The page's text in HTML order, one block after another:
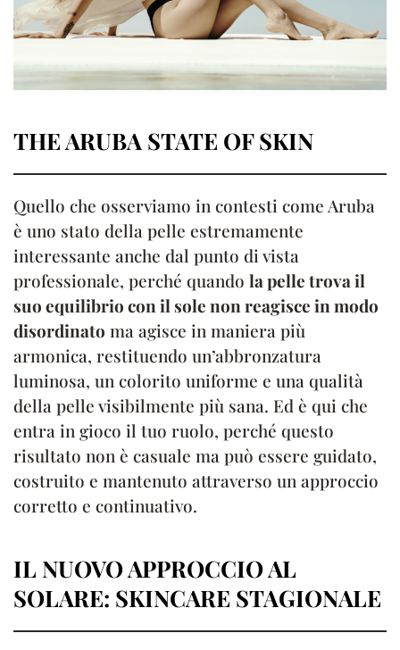
THE ARUBA STATE OF SKIN
Quello che osserviamo in contesti come Aruba
è uno stato della pelle estremamente
interessante anche dal punto di vista
professionale, perché quando la pelle trova il
suo equilibrio con il sole non reagisce in modo
disordinato ma agisce in maniera più
armonica, restituendo un’abbronzatura
luminosa, un colorito uniforme e una qualità
della pelle visibilmente più sana. Ed è qui che
entra in gioco il tuo ruolo, perché questo
risultato non è casuale ma può essere guidato,
costruito e mantenuto attraverso un approccio
corretto e continuativo.
IL NUOVO APPROCCIO AL
SOLARE: SKINCARE STAGIONALE